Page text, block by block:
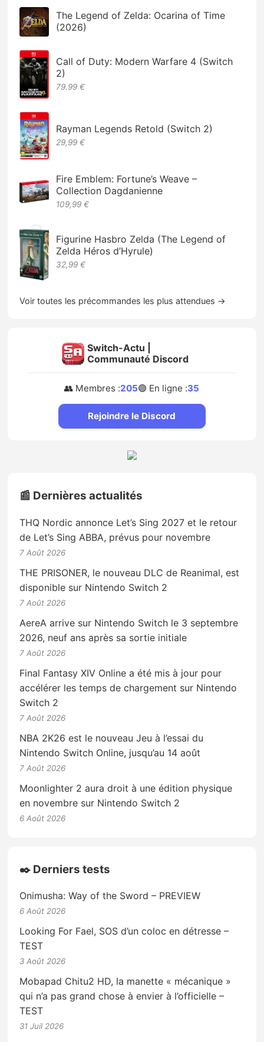
The Legend of Zelda: Ocarina of Time
(2026)
Call of Duty: Modern Warfare 4 (Switch
2)
79.99 €
Rayman Legends Retold (Switch 2)
29,99 €
Fire Emblem: Fortune’s Weave –
Collection Dagdanienne
109,99 €
Figurine Hasbro Zelda (The Legend of
Zelda Héros d’Hyrule)
32,99 €
Voir toutes les précommandes les plus attendues →
Switch-Actu |
Communauté Discord
👥 Membres :205🟢 En ligne :35
Rejoindre le Discord
📰 Dernières actualités
THQ Nordic annonce Let’s Sing 2027 et le retour
de Let’s Sing ABBA, prévus pour novembre
7 Août 2026
THE PRISONER, le nouveau DLC de Reanimal, est
disponible sur Nintendo Switch 2
7 Août 2026
AereA arrive sur Nintendo Switch le 3 septembre
2026, neuf ans après sa sortie initiale
7 Août 2026
Final Fantasy XIV Online a été mis à jour pour
accélérer les temps de chargement sur Nintendo
Switch 2
7 Août 2026
NBA 2K26 est le nouveau Jeu à l’essai du
Nintendo Switch Online, jusqu’au 14 août
7 Août 2026
Moonlighter 2 aura droit à une édition physique
en novembre sur Nintendo Switch 2
6 Août 2026
✒️ Derniers tests
Onimusha: Way of the Sword – PREVIEW
6 Août 2026
Looking For Fael, SOS d’un coloc en détresse –
TEST
3 Août 2026
Mobapad Chitu2 HD, la manette « mécanique »
qui n’a pas grand chose à envier à l’officielle –
TEST
31 Juil 2026